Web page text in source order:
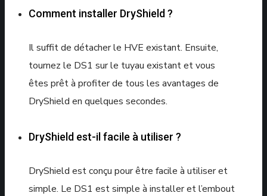
Comment installer DryShield ?
Il suffit de détacher le HVE existant. Ensuite,
tournez le DS1 sur le tuyau existant et vous
êtes prêt à profiter de tous les avantages de
DryShield en quelques secondes.
DryShield est-il facile à utiliser ?
DryShield est conçu pour être facile à utiliser et
simple. Le DS1 est simple à installer et l’embout